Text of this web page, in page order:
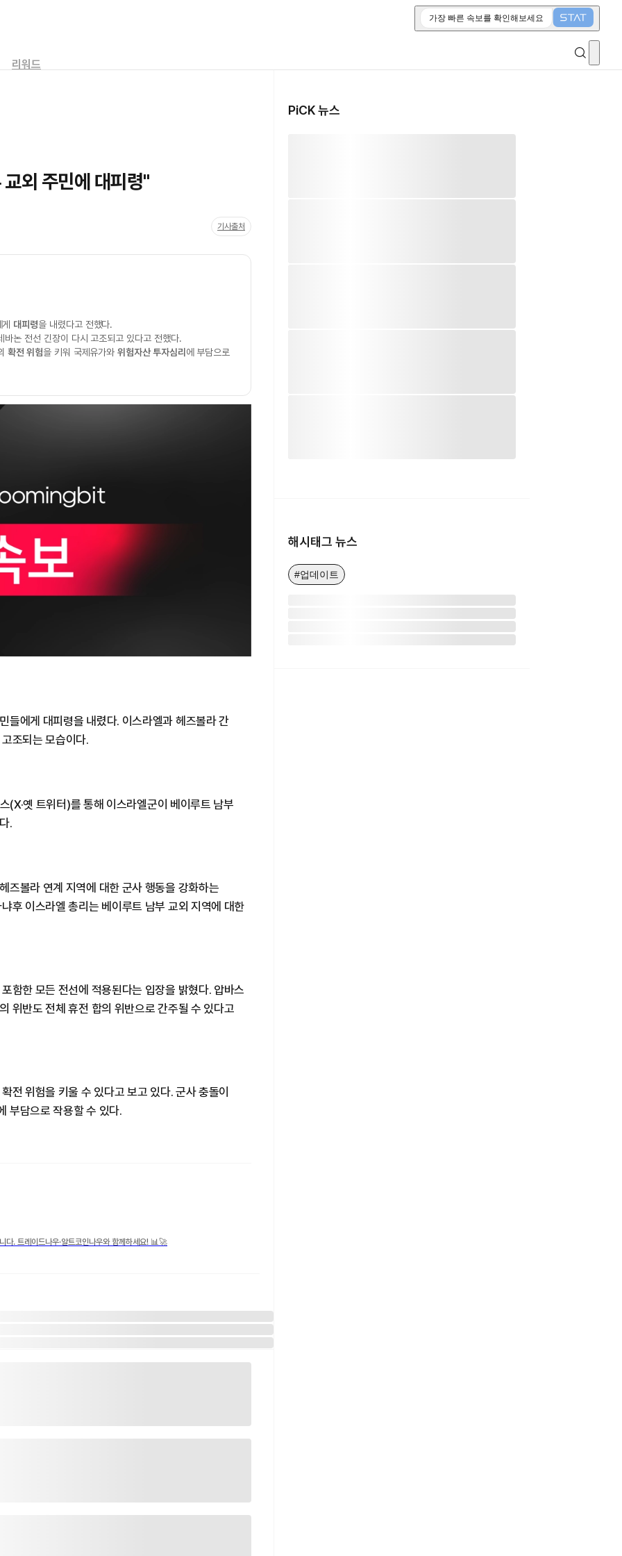
가장 빠른 속보를 확인해보세요
리워드
외 주민에 대피령"
기사출처
대피령을 내렸다고 전했다.
바논 전선 긴장이 다시 고조되고 있다고 전했다.
확전 위험을 키워 국제유가와위험자산 투자심리 에 부담으로
들에게 대피령을 내렸다. 이스라엘과 헤즈볼라 간
조되는 모습이다.
(X·옛 트위터)를 통해 이스라엘군이 베이루트 남부
.
즈볼라 연계 지역에 대한 군사 행동을 강화하는
후 이스라엘 총리는 베이루트 남부 교외 지역에 대한
함한 모든 전선에 적용된다는 입장을 밝혔다. 압바스
위반도 전체 휴전 합의 위반으로 간주될 수 있다고
전 위험을 키울 수 있다고 보고 있다. 군사 충돌이
부담으로 작용할 수 있다.
다. 트레이드나우·알트코인나우와 함께하세요! 📊🚀
PiCK 뉴스
해시태그 뉴스
#업데이트